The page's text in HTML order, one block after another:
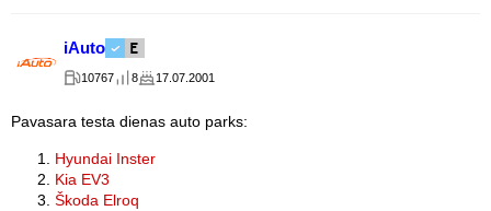
iAuto
10767 8 17.07.2001
Pavasara testa dienas auto parks:
Hyundai Inster
Kia EV3
Škoda Elroq